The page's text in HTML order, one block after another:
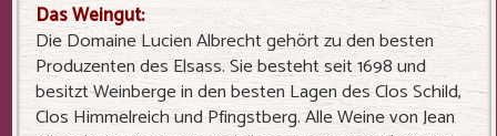
Das Weingut:
Die Domaine Lucien Albrecht gehört zu den besten
Produzenten des Elsass. Sie besteht seit 1698 und
besitzt Weinberge in den besten Lagen des Clos Schild,
Clos Himmelreich und Pfingstberg. Alle Weine von Jean